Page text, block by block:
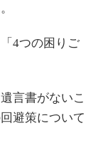
4つの困りご
言書がないこ
避策について